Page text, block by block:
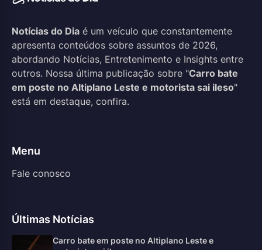
Notícias do Dia é um veículo que constantemente
apresenta conteúdos sobre assuntos de 2026,
abordando Notícias, Entretenimento e Insights entre
outros. Nossa última publicação sobre "Carro bate
em poste no Altiplano Leste e motorista sai ileso"
está em destaque, confira.
Menu
Fale conosco
Últimas Notícias
Carro bate em poste no Altiplano Leste e